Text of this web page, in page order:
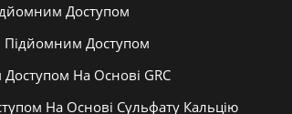
На Основі Сульфату Кальцію
На Основі GRC
Підйомним Доступом
Доступом